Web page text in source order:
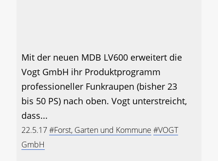
Mit der neuen MDB LV600 erweitert die
Vogt GmbH ihr Produktprogramm
professioneller Funkraupen (bisher 23
bis 50 PS) nach oben. Vogt unterstreicht,
dass...
22.5.17#Forst, Garten und Kommune #VOGT
GmbH